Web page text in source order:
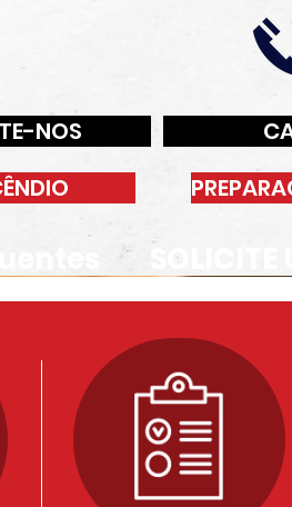
NOS